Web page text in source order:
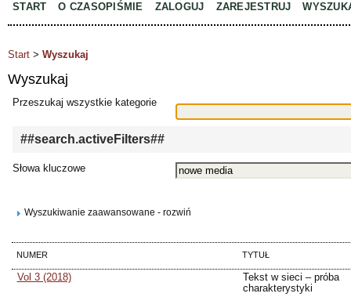
START O CZASOPIŚMIE ZALOGUJ ZAREJESTRUJ
Start > Wyszukaj
Wyszukaj
Przeszukaj wszystkie kategorie
##search.activeFilters##
Słowa kluczowe
Wyszukiwanie zaawansowane - rozwiń
NUMER TYTUŁ
Vol 3 (2018)
Tekst w sieci – próba
charakterystyki